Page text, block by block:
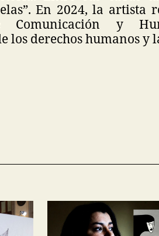
En 2024, la artista
y
los derechos humanos y